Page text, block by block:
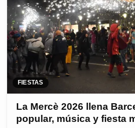
FIESTAS
La Mercè 2026 llena
popular, música y fiesta